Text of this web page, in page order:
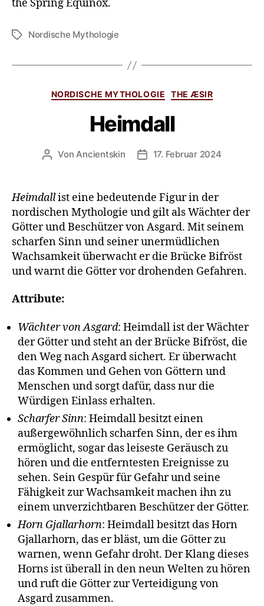
the Spring Equinox.
Nordische Mythologie
NORDISCHE MYTHOLOGIE THE ÆSIR
Heimdall
Von Ancientskin 17. Februar 2024
Heimdallist eine bedeutende Figur in der
nordischen Mythologie und gilt als Wächter der
Götter und Beschützer von Asgard. Mit seinem
scharfen Sinn und seiner unermüdlichen
Wachsamkeit überwacht er die Brücke Bifröst
und warnt die Götter vor drohenden Gefahren.
Attribute:
Wächter von Asgard: Heimdall ist der Wächter
der Götter und steht an der Brücke Bifröst, die
den Weg nach Asgard sichert. Er überwacht
das Kommen und Gehen von Göttern und
Menschen und sorgt dafür, dass nur die
Würdigen Einlass erhalten.
Scharfer Sinn: Heimdall besitzt einen
außergewöhnlich scharfen Sinn, der es ihm
ermöglicht, sogar das leiseste Geräusch zu
hören und die entferntesten Ereignisse zu
sehen. Sein Gespür für Gefahr und seine
Fähigkeit zur Wachsamkeit machen ihn zu
einem unverzichtbaren Beschützer der Götter.
Horn Gjallarhorn: Heimdall besitzt das Horn
Gjallarhorn, das er bläst, um die Götter zu
warnen, wenn Gefahr droht. Der Klang dieses
Horns ist überall in den neun Welten zu hören
und ruft die Götter zur Verteidigung von
Asgard zusammen.